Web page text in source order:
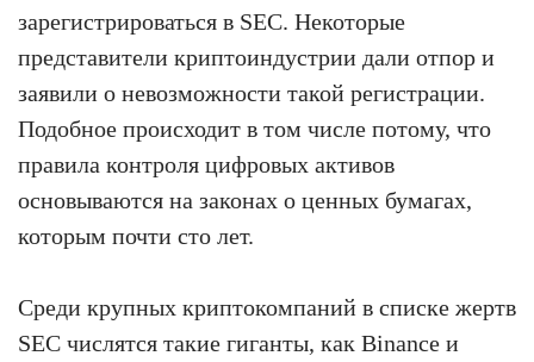
зарегистрироваться в SEC. Некоторые
представители криптоиндустрии дали отпор и
заявили о невозможности такой регистрации.
Подобное происходит в том числе потому, что
правила контроля цифровых активов
основываются на законах о ценных бумагах,
которым почти сто лет.
Среди крупных криптокомпаний в списке жертв
SEC числятся такие гиганты, как Binance и